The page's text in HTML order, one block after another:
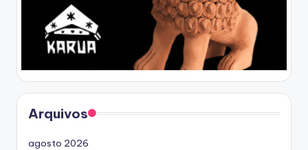
Arquivos
agosto 2026